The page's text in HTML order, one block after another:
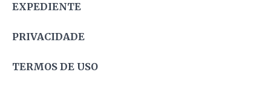
EXPEDIENTE
PRIVACIDADE
TERMOS DE USO